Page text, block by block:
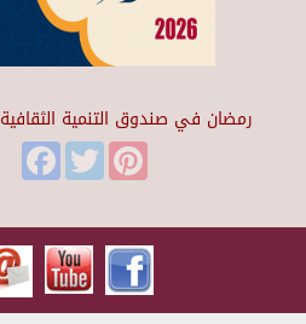
رمضان في صندوق التنمية الثقافية 2026
FacebookTwitter